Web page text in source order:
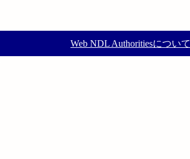
Web NDL Authoritiesについて